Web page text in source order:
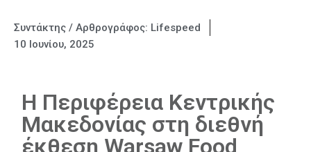
Συντάκτης / Αρθρογράφος: Lifespeed
10 Ιουνίου, 2025
Η Περιφέρεια Κεντρικής
Μακεδονίας στη διεθνή
έκθεση Warsaw Food